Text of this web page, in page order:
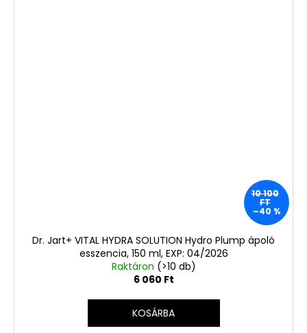
10 100
FT
–40 %
Dr. Jart+ VITAL HYDRA SOLUTION Hydro Plump ápoló
esszencia, 150 ml, EXP: 04/2026
Raktáron (>10 db)
6 060 Ft
KOSÁRBA